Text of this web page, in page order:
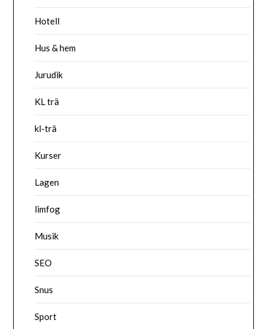
Hotell
Hus & hem
Jurudik
KL trä
kl-trä
Kurser
Lagen
limfog
Musik
SEO
Snus
Sport